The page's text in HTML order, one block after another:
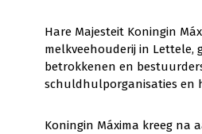
Hare Majesteit Koningin
melkveehouderij in Lettele,
betrokkenen en
schuldhulporganisaties en
Koningin Máxima kreeg na